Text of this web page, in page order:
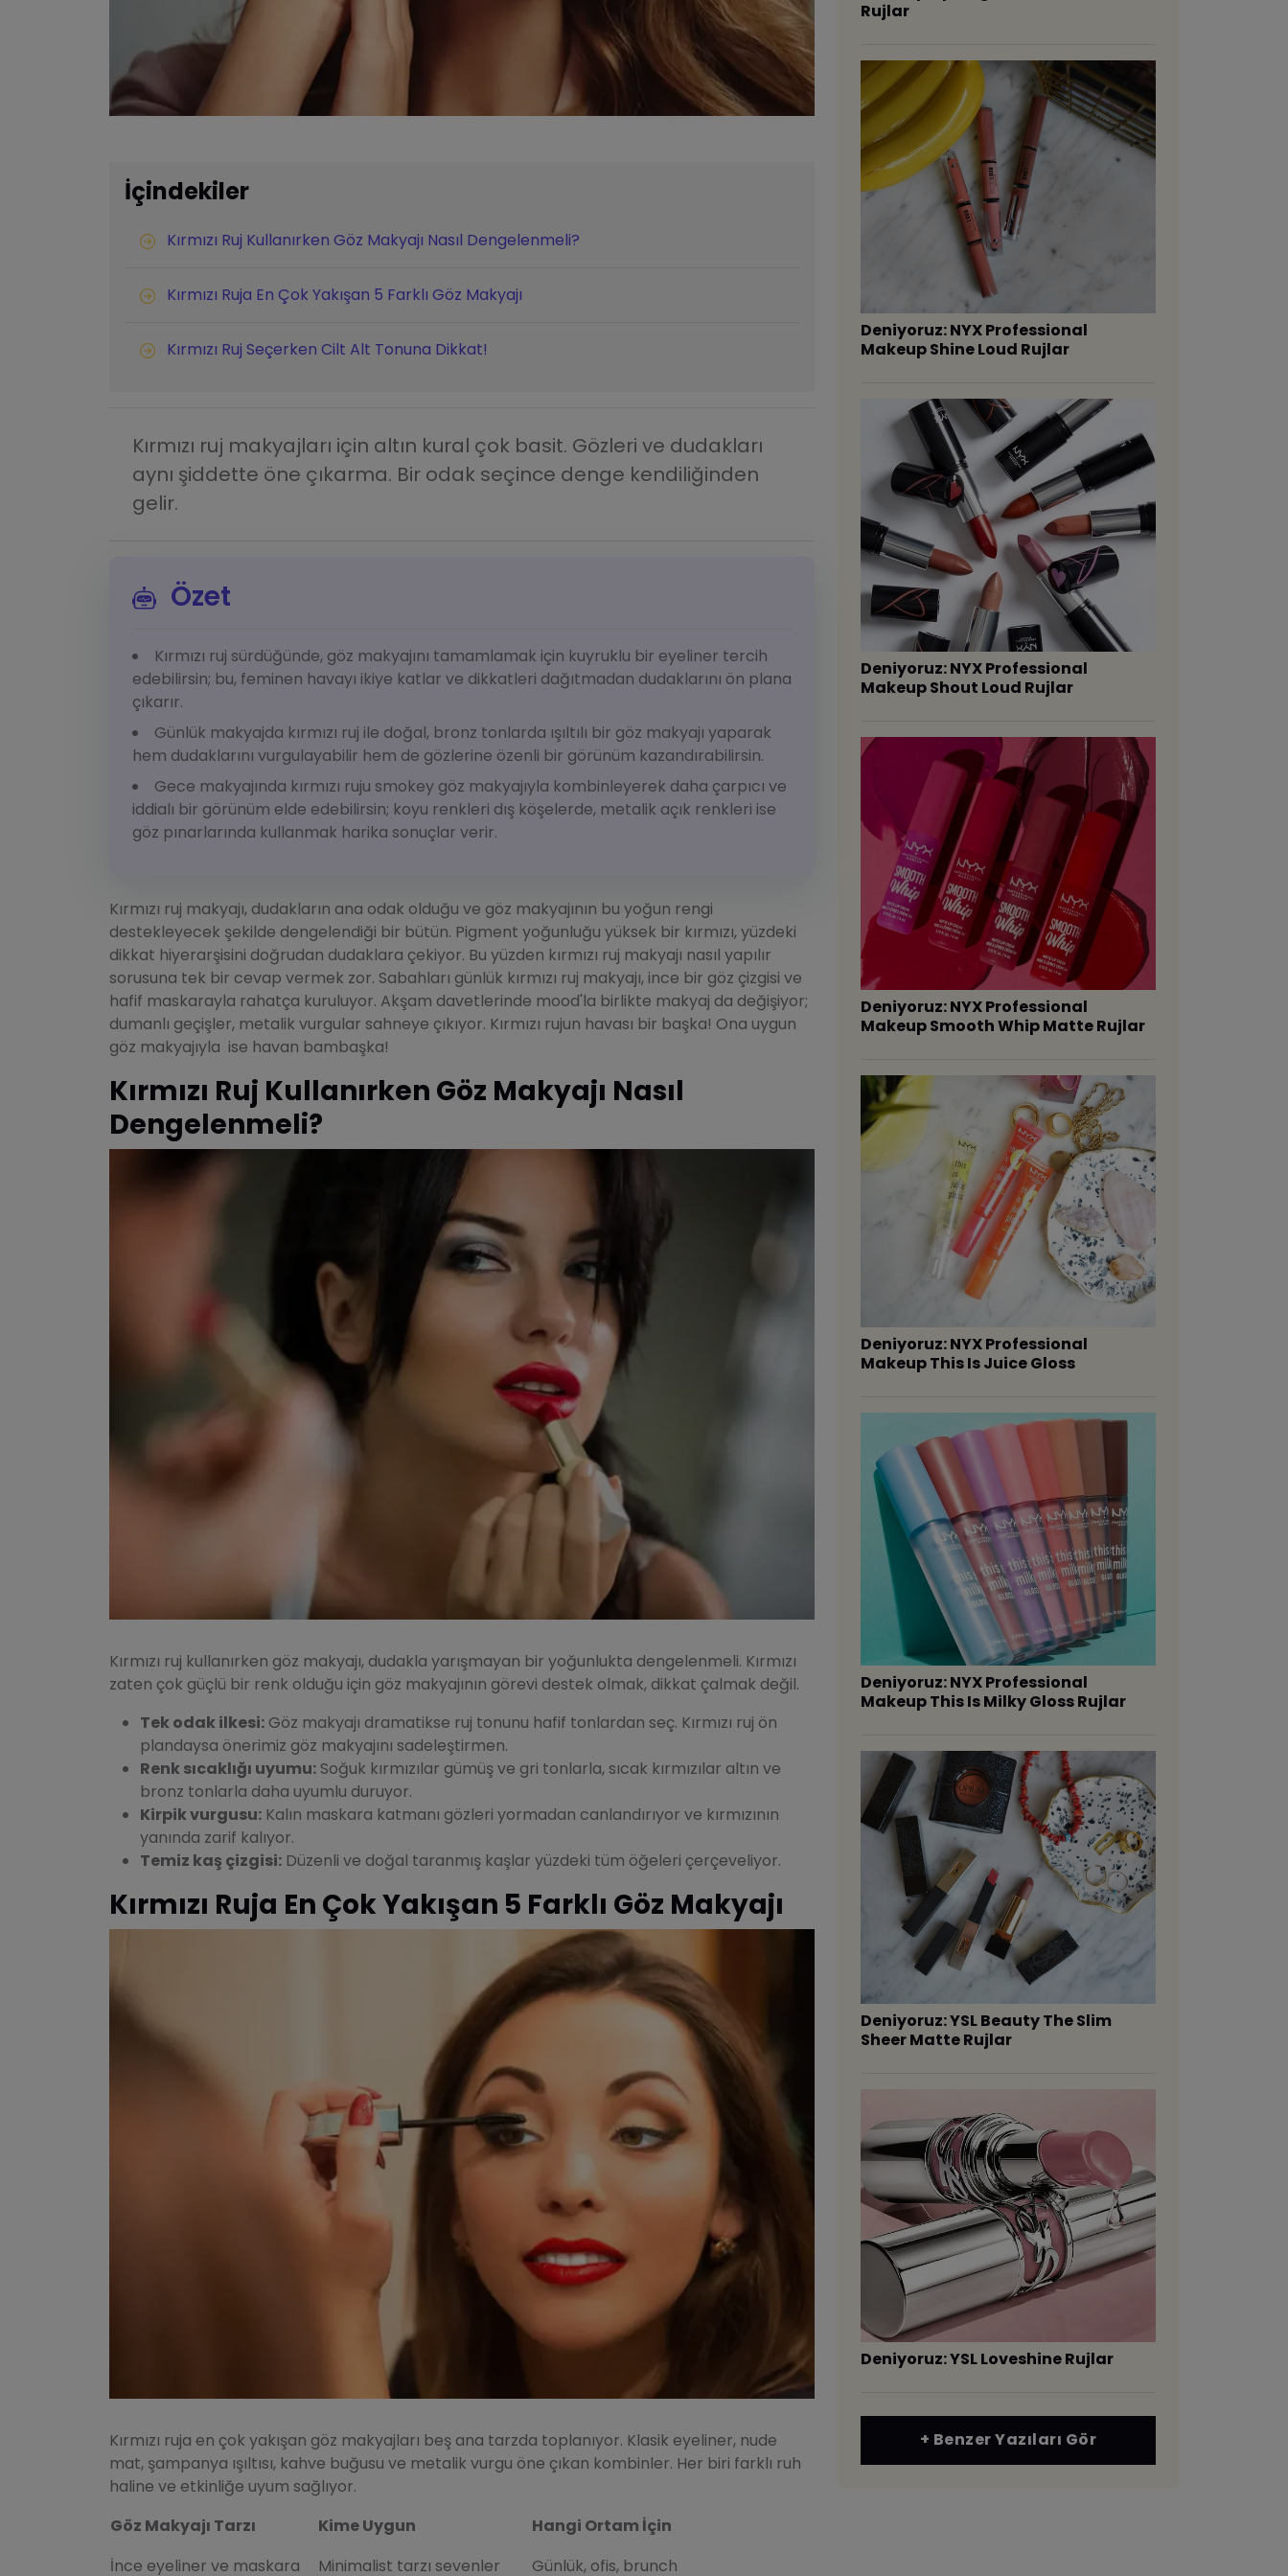
İçindekiler
Kırmızı Ruj Kullanırken Göz Makyajı Nasıl Dengelenmeli?
Kırmızı Ruja En Çok Yakışan 5 Farklı Göz Makyajı
Kırmızı Ruj Seçerken Cilt Alt Tonuna Dikkat!
Kırmızı ruj makyajları için altın kural çok basit. Gözleri ve dudakları
aynı şiddette öne çıkarma. Bir odak seçince denge kendiliğinden
gelir.
Özet
Kırmızı ruj sürdüğünde, göz makyajını tamamlamak için kuyruklu bir eyeliner tercih
edebilirsin; bu, feminen havayı ikiye katlar ve dikkatleri dağıtmadan dudaklarını ön plana
çıkarır.
Günlük makyajda kırmızı ruj ile doğal, bronz tonlarda ışıltılı bir göz makyajı yaparak
hem dudaklarını vurgulayabilir hem de gözlerine özenli bir görünüm kazandırabilirsin.
Gece makyajında kırmızı ruju smokey göz makyajıyla kombinleyerek daha çarpıcı ve
iddialı bir görünüm elde edebilirsin; koyu renkleri dış köşelerde, metalik açık renkleri ise
göz pınarlarında kullanmak harika sonuçlar verir.
Kırmızı ruj makyajı, dudakların ana odak olduğu ve göz makyajının bu yoğun rengi
destekleyecek şekilde dengelendiği bir bütün. Pigment yoğunluğu yüksek bir kırmızı, yüzdeki
dikkat hiyerarşisini doğrudan dudaklara çekiyor. Bu yüzden kırmızı ruj makyajı nasıl yapılır
sorusuna tek bir cevap vermek zor. Sabahları günlük kırmızı ruj makyajı, ince bir göz çizgisi ve
hafif maskarayla rahatça kuruluyor. Akşam davetlerinde mood'la birlikte makyaj da değişiyor;
dumanlı geçişler, metalik vurgular sahneye çıkıyor. Kırmızı rujun havası bir başka! Ona uygun
göz makyajıyla ise havan bambaşka!
Kırmızı Ruj Kullanırken Göz Makyajı Nasıl
Dengelenmeli?
Kırmızı ruj kullanırken göz makyajı, dudakla yarışmayan bir yoğunlukta dengelenmeli. Kırmızı
zaten çok güçlü bir renk olduğu için göz makyajının görevi destek olmak, dikkat çalmak değil.
Tek odak ilkesi: Göz makyajı dramatikse ruj tonunu hafif tonlardan seç. Kırmızı ruj ön
plandaysa önerimiz göz makyajını sadeleştirmen.
Renk sıcaklığı uyumu: Soğuk kırmızılar gümüş ve gri tonlarla, sıcak kırmızılar altın ve
bronz tonlarla daha uyumlu duruyor.
Kirpik vurgusu: Kalın maskara katmanı gözleri yormadan canlandırıyor ve kırmızının
yanında zarif kalıyor.
Temiz kaş çizgisi: Düzenli ve doğal taranmış kaşlar yüzdeki tüm öğeleri çerçeveliyor.
Kırmızı Ruja En Çok Yakışan 5 Farklı Göz Makyajı
Kırmızı ruja en çok yakışan göz makyajları beş ana tarzda toplanıyor. Klasik eyeliner, nude
mat, şampanya ışıltısı, kahve buğusu ve metalik vurgu öne çıkan kombinler. Her biri farklı ruh
haline ve etkinliğe uyum sağlıyor.
Göz Makyajı Tarzı
Kime Uygun
Hangi Ortam İçin
İnce eyeliner ve maskara
Minimalist tarzı sevenler Günlük, ofis, brunch
Rujlar
Deniyoruz: NYX Professional
Makeup Shine Loud Rujlar
Deniyoruz: NYX Professional
Makeup Shout Loud Rujlar
Deniyoruz: NYX Professional
Makeup Smooth Whip Matte Rujlar
Deniyoruz: NYX Professional
Makeup This Is Juice Gloss
Deniyoruz: NYX Professional
Makeup This Is Milky Gloss Rujlar
Deniyoruz: YSL Beauty The Slim
Sheer Matte Rujlar
Deniyoruz: YSL Loveshine Rujlar
+ Benzer Yazıları Gör